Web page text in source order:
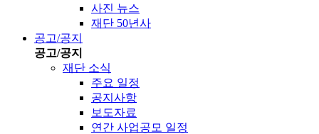
사진 뉴스
재단 50년사
공고/공지
공고/공지
재단 소식
주요 일정
공지사항
보도자료
연간 사업공모 일정